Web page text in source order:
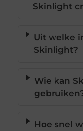
Skinlight
Uit welke
Skinlight?
Wie kan
Hoe snel